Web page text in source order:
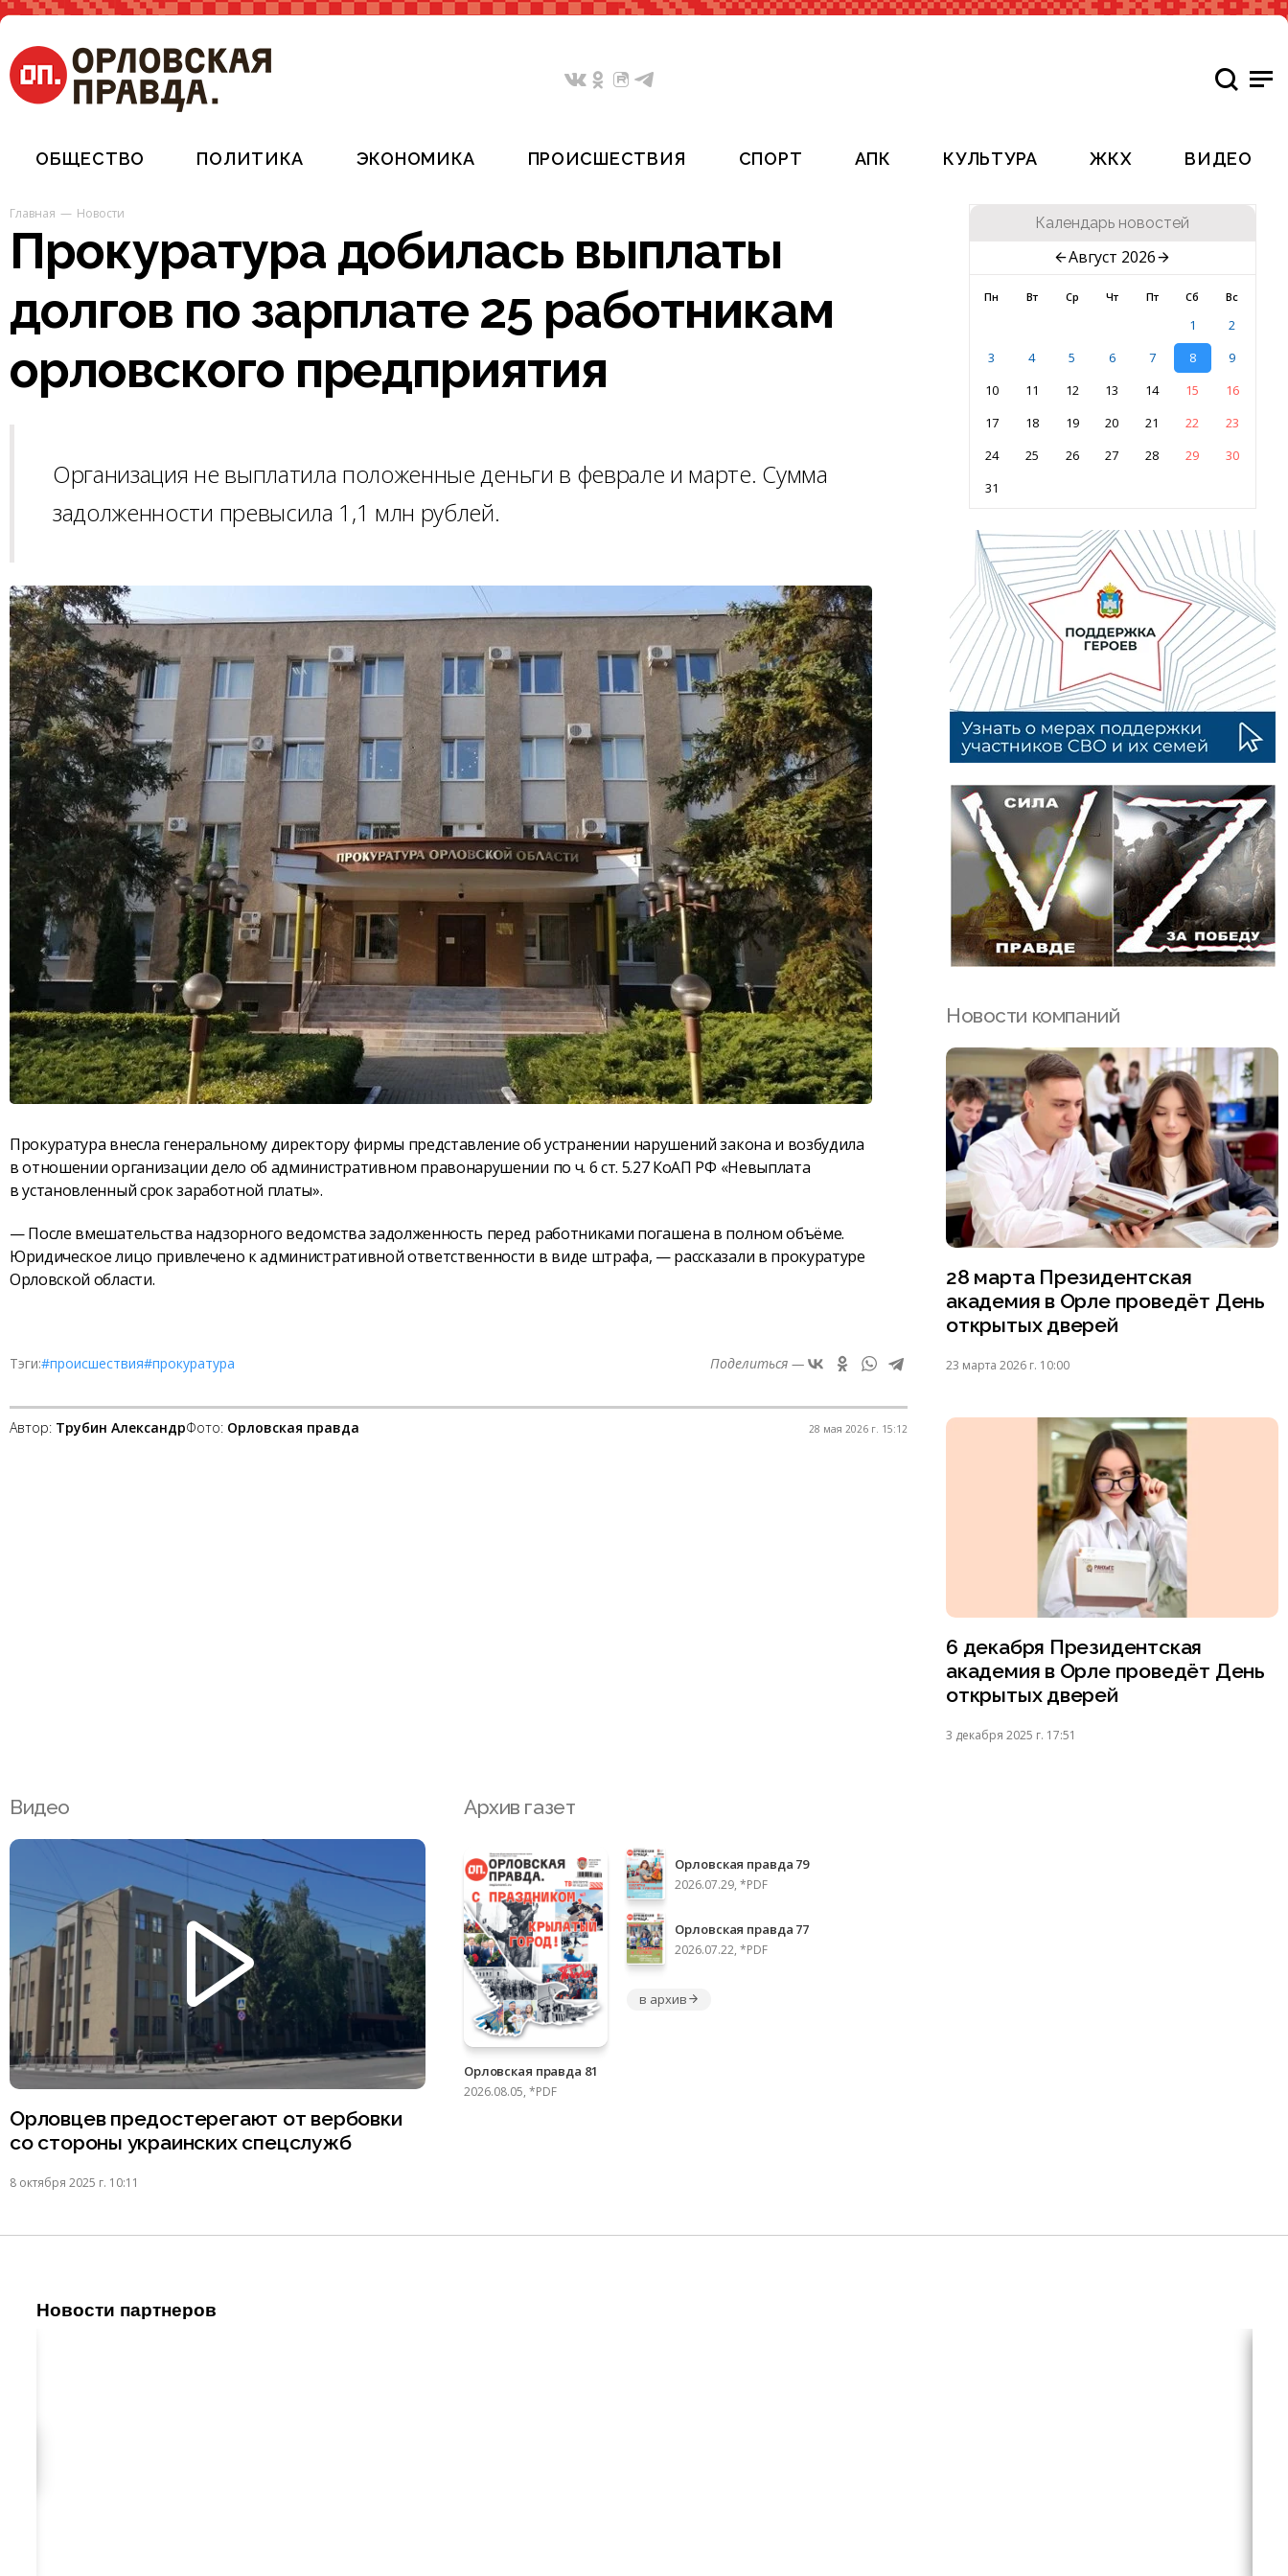
ОБЩЕСТВО ПОЛИТИКА ЭКОНОМИКА ПРОИСШЕСТВИЯ СПОРТ АПК КУЛЬТУРА ЖКХ ВИДЕО
Главная Новости
Прокуратура добилась выплаты
долгов по зарплате 25 работникам
орловского предприятия
Организация не выплатила положенные деньги в феврале и марте. Сумма
задолженности превысила 1,1 млн рублей.
Прокуратура внесла генеральному директору фирмы представление об устранении нарушений закона и возбудила
в отношении организации дело об административном правонарушении по ч. 6 ст. 5.27 КоАП РФ «Невыплата
в установленный срок заработной платы».
— После вмешательства надзорного ведомства задолженность перед работниками погашена в полном объёме.
Юридическое лицо привлечено к административной ответственности в виде штрафа, — рассказали в прокуратуре
Орловской области.
Тэги:#происшествия#прокуратура Поделиться —
Автор: Трубин АлександрФото: Орловская правда 28 мая 2026 г. 15:12
Календарь новостей
Август 2026
Пн Вт Ср Чт Пт Сб Вс
1
2
3
4 5 6 7 8
9
10
11 12 13 14 15
16
17
18 19 20 21 22
23
24
25 26 27 28 29
30
31
Новости компаний
28 марта Президентская
академия в Орле проведёт День
открытых дверей
23 марта 2026 г. 10:00
6 декабря Президентская
академия в Орле проведёт День
открытых дверей
3 декабря 2025 г. 17:51
Видео
Орловцев предостерегают от вербовки
со стороны украинских спецслужб
8 октября 2025 г. 10:11
Архив газет
Орловская правда 81
2026.08.05, *PDF
Орловская правда 79
2026.07.29, *PDF
Орловская правда 77
2026.07.22, *PDF
в архив
Новости партнеров